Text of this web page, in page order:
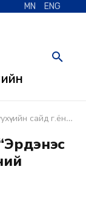
MN ENG
сайд г.ёндон: “эрдэнэс монгол” компани үндэсний баялгийн сан болно